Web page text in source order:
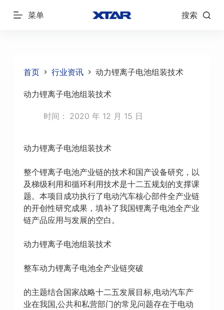
跳
菜单 搜索
首页 行业资讯 动力锂离子电池组装技术
动力锂离子电池组装技术
时间： 2020 年 12 月 15 日
动力锂离子电池组装技术
整个锂离子电池产业链的技术和国产设备研究，以
及梯级利用和循环利用技术是十二五规划的支撑课
题。本项目成功执行了电动汽车核心部件全产业链
的开创性研究成果，填补了我国锂离子电池全产业
链产品应用与发展的空白。
动力锂离子电池组装技术
整车动力锂离子电池全产业链突破
的主题结合国家战略十二五发展目标,电动汽车产
业在我国,公共和私营部门的常见问题存在于电动